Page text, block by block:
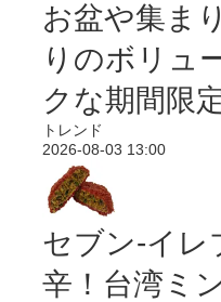
お盆や集ま
りのボリュ
クな期間限
トレンド
2026-08-03 13:00
セブン-イレ
辛！台湾ミ